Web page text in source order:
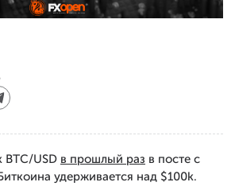
BTC/USD в прошлый раз в посте с
удерживается над $100k.